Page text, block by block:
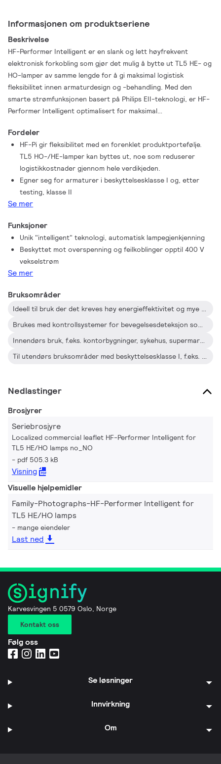
Informasjonen om produktseriene
Beskrivelse
HF-Performer Intelligent er en slank og lett høyfrekvent
elektronisk forkobling som gjør det mulig å bytte ut TL5 HE- og
HO-lamper av samme lengde for å gi maksimal logistisk
fleksibilitet innen armaturdesign og -behandling. Med den
smarte strømfunksjonen basert på Philips EII-teknologi, er HF-
Performer Intelligent optimalisert for maksimal
og TL5 Eco-lamper.
Fordeler
HF-Pi gir fleksibilitet med en forenklet produktportefølje.
TL5 HO-/HE-lamper kan byttes ut, noe som reduserer
logistikkostnader gjennom hele verdikjeden.
Egner seg for armaturer i beskyttelsesklasse I og, etter
testing, klasse II
Se mer
Funksjoner
Unik "intelligent" teknologi, automatisk lampegjenkjenning
Beskyttet mot overspenning og feilkoblinger opptil 400 V
vekselstrøm
Se mer
Bruksområder
Ideell til bruk der det kreves høy energieffektivitet og mye omkobling:
Brukes med kontrollsystemer for bevegelsesdeteksjon som Philips OccuPlus
Innendørs bruk, f.eks. kontorbygninger, sykehus, supermarkeder, varehus og skoler
Til utendørs bruksområder med beskyttelsesklasse I, f.eks. industriområder og parkeringsplasser
Nedlastinger
Brosjyrer
Seriebrosjyre
Localized commercial leaflet HF-Performer Intelligent for
TL5 HE/HO lamps no_NO
pdf 505.3 kB
Visning
Visuelle hjelpemidler
Family-Photographs-HF-Performer Intelligent for
TL5 HE/HO lamps
mange eiendeler
Last ned
Karvesvingen 5 0579 Oslo, Norge
Kontakt oss
Følg oss
Se løsninger
Innvirkning
Om